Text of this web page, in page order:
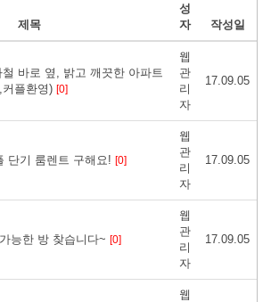
제목
성
자
작성일
바로 옆, 밝고 깨끗한 아파트
플환영) [0]
웹
관
리
자
17.09.05
단기 룸렌트 구해요! [0]
웹
관
리
자
17.09.05
능한 방 찾습니다~ [0]
웹
관
리
자
17.09.05
웹